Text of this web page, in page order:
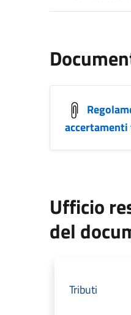
Ufficio
del
Tributi